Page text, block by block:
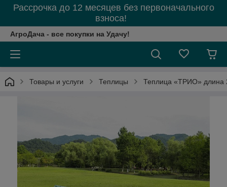
Рассрочка до 12 месяцев без первоначального
взноса!
АгроДача - все покупки на Удачу!
Товары и услуги Теплицы Теплица «ТРИО» длина